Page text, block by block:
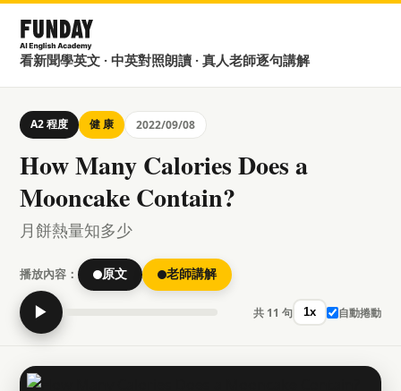
看新聞學英文 · 中英對照朗讀 · 真人老師逐句講解
A2 程度 健 康 2022/09/08
How Many Calories Does a
Mooncake Contain?
月餅熱量知多少
播放內容： 原文 老師講解
▶ 共 11 句 1x 自動捲動